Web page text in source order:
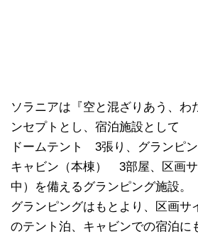
ソラニアは『空と混ざりあう、わ
ンセプトとし、宿泊施設として
ドームテント 3張り、グランピ
キャビン（本棟） 3部屋、区画
中）を備えるグランピング施設。
グランピングはもとより、区画サ
のテント泊、キャビンでの宿泊に